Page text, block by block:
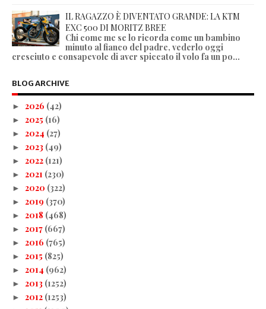
IL RAGAZZO È DIVENTATO GRANDE: LA KTM
EXC 500 DI MORITZ BREE
Chi come me se lo ricorda come un bambino
minuto al fianco del padre, vederlo oggi
cresciuto e consapevole di aver spiccato il volo fa un po...
BLOG ARCHIVE
► 2026 (42)
► 2025 (16)
► 2024 (27)
► 2023 (49)
► 2022 (121)
► 2021 (230)
► 2020 (322)
► 2019 (370)
► 2018 (468)
► 2017 (667)
► 2016 (765)
► 2015 (825)
► 2014 (962)
► 2013 (1252)
► 2012 (1253)